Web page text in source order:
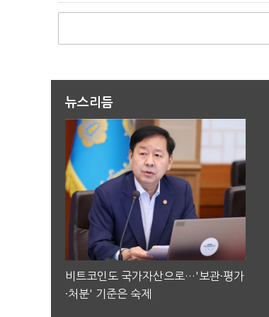
뉴스리듬
비트코인도 국가자산으로…'보관·평가
·처분' 기준은 숙제